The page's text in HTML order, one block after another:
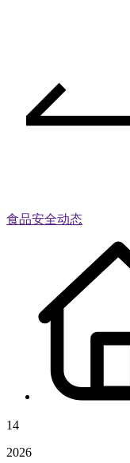
食品安全动态
14
2026